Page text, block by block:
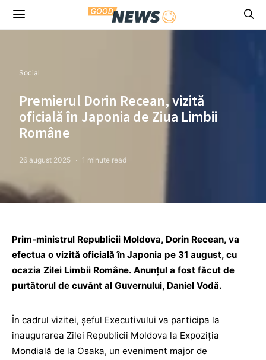
Social
Premierul Dorin Recean, vizită
oficială în Japonia de Ziua Limbii
Române
26 august 2025 1 minute read
Prim-ministrul Republicii Moldova, Dorin Recean, va
efectua o vizită oficială în Japonia pe 31 august, cu
ocazia Zilei Limbii Române. Anunțul a fost făcut de
purtătorul de cuvânt al Guvernului, Daniel Vodă.
În cadrul vizitei, șeful Executivului va participa la
inaugurarea Zilei Republicii Moldova la Expoziția
Mondială de la Osaka, un eveniment major de